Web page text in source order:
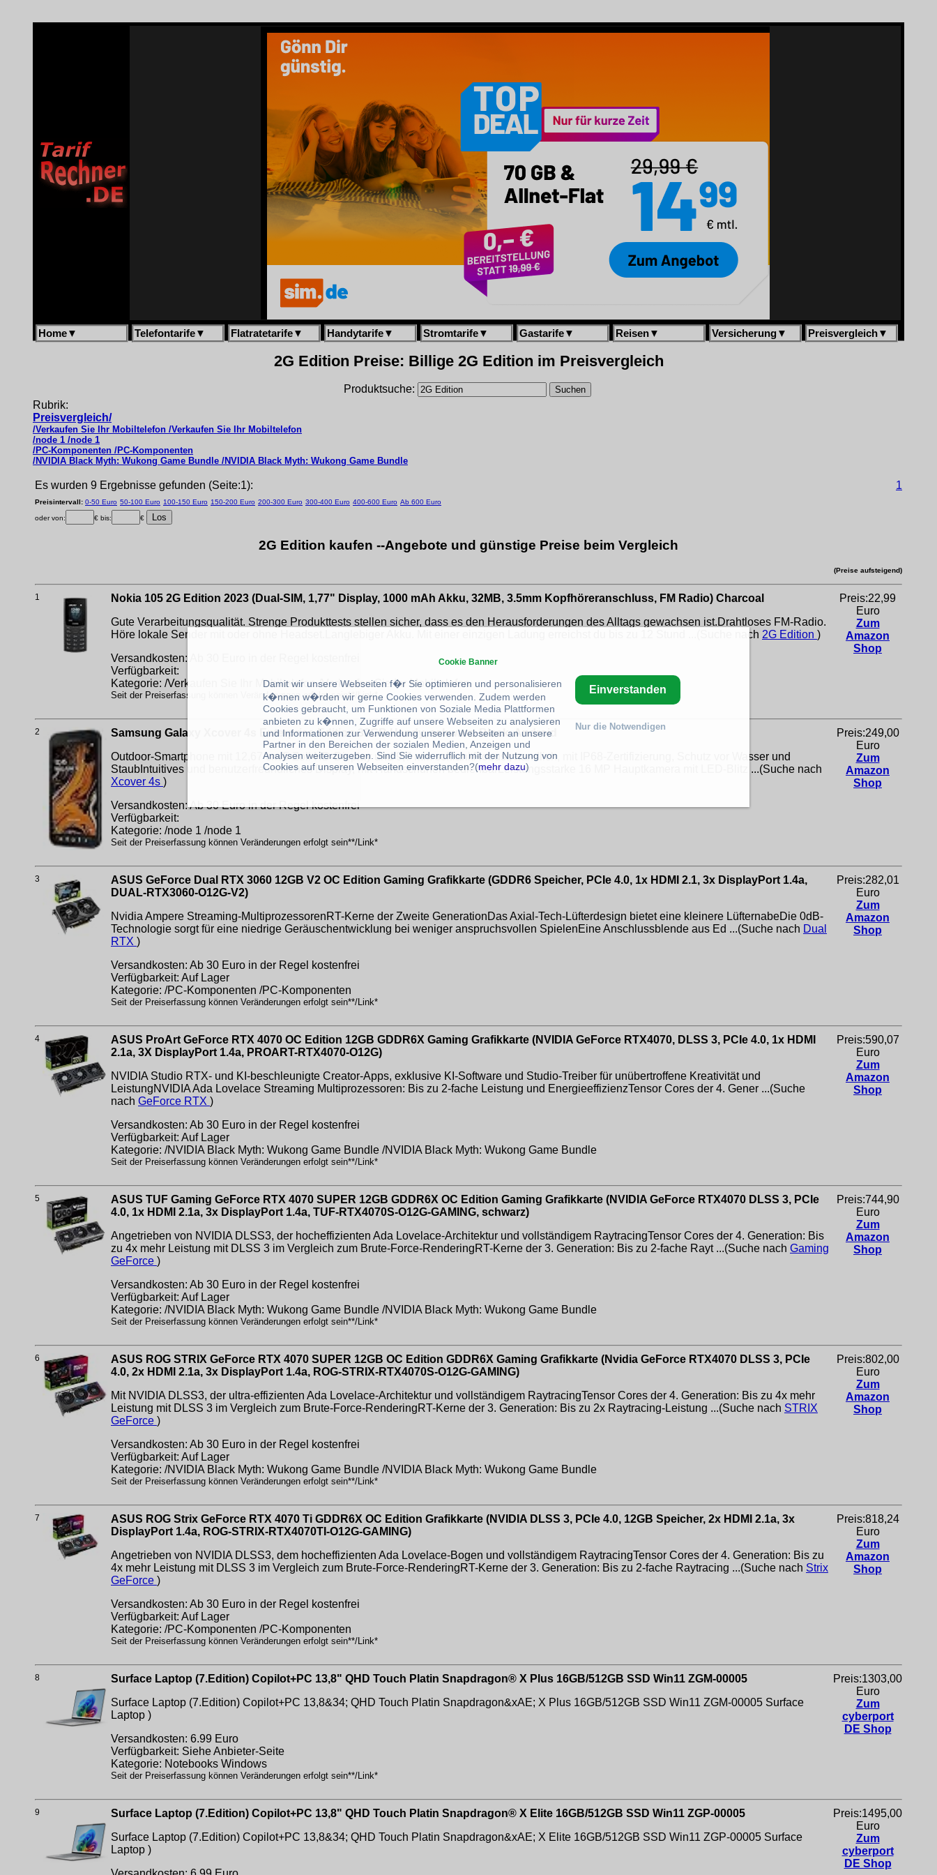
Home▼ Telefontarife▼ Flatratetarife▼ Handytarife▼ Stromtarife▼ Gastarife▼ Reisen▼ Versicherung▼ Preisvergleich▼
2G Edition Preise: Billige 2G Edition im Preisvergleich
Produktsuche:
Rubrik:
Preisvergleich/
/Verkaufen Sie Ihr Mobiltelefon /Verkaufen Sie Ihr Mobiltelefon
/node 1 /node 1
/PC-Komponenten /PC-Komponenten
/NVIDIA Black Myth: Wukong Game Bundle /NVIDIA Black Myth: Wukong Game Bundle
Es wurden 9 Ergebnisse gefunden (Seite:1): 1
Preisintervall: 0-50 Euro 50-100 Euro 100-150 Euro 150-200 Euro 200-300 Euro 300-400 Euro 400-600 Euro Ab 600 Euro
oder von: € bis: €
2G Edition kaufen --Angebote und günstige Preise beim Vergleich
(Preise aufsteigend)
1
Nokia 105 2G Edition 2023 (Dual-SIM, 1,77" Display, 1000 mAh Akku, 32MB, 3.5mm Kopfhöreranschluss, FM Radio) Charcoal
Gute Verarbeitungsqualität. Strenge Produkttests stellen sicher, dass es den Herausforderungen des Alltags gewachsen ist.Drahtloses FM-Radio.
Höre lokale Sender mit oder ohne Headset.Langlebiger Akku. Mit einer einzigen Ladung erreichst du bis zu 12 Stund ...(Suche nach 2G Edition )
Versandkosten: Ab 30 Euro in der Regel kostenfrei
Verfügbarkeit:
Kategorie: /Verkaufen Sie Ihr Mobiltelefon /Verkaufen Sie Ihr Mobiltelefon
Seit der Preiserfassung können Veränderungen erfolgt sein**/Link*
Preis:22,99
Euro
Zum
Amazon
Shop
2
Samsung Galaxy Xcover 4s Enterprise Edition 32GB Handy, schwarz, Black, Android
Outdoor-Smartphone mit 12,67 cm/5 Zoll HD-Display und 9,7 mm schlankRobust, handlich, mit IP68-Zertifizierung, Schutz vor Wasser und
StaubIntuitives und benutzerfreundliches Display, mit Handschuhen bedienbarLeistungsstarke 16 MP Hauptkamera mit LED-Blitz ...(Suche nach
Xcover 4s )
Versandkosten: Ab 30 Euro in der Regel kostenfrei
Verfügbarkeit:
Kategorie: /node 1 /node 1
Seit der Preiserfassung können Veränderungen erfolgt sein**/Link*
Preis:249,00
Euro
Zum
Amazon
Shop
3
ASUS GeForce Dual RTX 3060 12GB V2 OC Edition Gaming Grafikkarte (GDDR6 Speicher, PCIe 4.0, 1x HDMI 2.1, 3x DisplayPort 1.4a,
DUAL-RTX3060-O12G-V2)
Nvidia Ampere Streaming-MultiprozessorenRT-Kerne der Zweite GenerationDas Axial-Tech-Lüfterdesign bietet eine kleinere LüfternabeDie 0dB-
Technologie sorgt für eine niedrige Geräuschentwicklung bei weniger anspruchsvollen SpielenEine Anschlussblende aus Ed ...(Suche nach Dual
RTX )
Versandkosten: Ab 30 Euro in der Regel kostenfrei
Verfügbarkeit: Auf Lager
Kategorie: /PC-Komponenten /PC-Komponenten
Seit der Preiserfassung können Veränderungen erfolgt sein**/Link*
Preis:282,01
Euro
Zum
Amazon
Shop
4
ASUS ProArt GeForce RTX 4070 OC Edition 12GB GDDR6X Gaming Grafikkarte (NVIDIA GeForce RTX4070, DLSS 3, PCIe 4.0, 1x HDMI
2.1a, 3X DisplayPort 1.4a, PROART-RTX4070-O12G)
NVIDIA Studio RTX- und KI-beschleunigte Creator-Apps, exklusive KI-Software und Studio-Treiber für unübertroffene Kreativität und
LeistungNVIDIA Ada Lovelace Streaming Multiprozessoren: Bis zu 2-fache Leistung und EnergieeffizienzTensor Cores der 4. Gener ...(Suche
nach GeForce RTX )
Versandkosten: Ab 30 Euro in der Regel kostenfrei
Verfügbarkeit: Auf Lager
Kategorie: /NVIDIA Black Myth: Wukong Game Bundle /NVIDIA Black Myth: Wukong Game Bundle
Seit der Preiserfassung können Veränderungen erfolgt sein**/Link*
Preis:590,07
Euro
Zum
Amazon
Shop
5
ASUS TUF Gaming GeForce RTX 4070 SUPER 12GB GDDR6X OC Edition Gaming Grafikkarte (NVIDIA GeForce RTX4070 DLSS 3, PCIe
4.0, 1x HDMI 2.1a, 3x DisplayPort 1.4a, TUF-RTX4070S-O12G-GAMING, schwarz)
Angetrieben von NVIDIA DLSS3, der hocheffizienten Ada Lovelace-Architektur und vollständigem RaytracingTensor Cores der 4. Generation: Bis
zu 4x mehr Leistung mit DLSS 3 im Vergleich zum Brute-Force-RenderingRT-Kerne der 3. Generation: Bis zu 2-fache Rayt ...(Suche nach Gaming
GeForce )
Versandkosten: Ab 30 Euro in der Regel kostenfrei
Verfügbarkeit: Auf Lager
Kategorie: /NVIDIA Black Myth: Wukong Game Bundle /NVIDIA Black Myth: Wukong Game Bundle
Seit der Preiserfassung können Veränderungen erfolgt sein**/Link*
Preis:744,90
Euro
Zum
Amazon
Shop
6
ASUS ROG STRIX GeForce RTX 4070 SUPER 12GB OC Edition GDDR6X Gaming Grafikkarte (Nvidia GeForce RTX4070 DLSS 3, PCIe
4.0, 2x HDMI 2.1a, 3x DisplayPort 1.4a, ROG-STRIX-RTX4070S-O12G-GAMING)
Mit NVIDIA DLSS3, der ultra-effizienten Ada Lovelace-Architektur und vollständigem RaytracingTensor Cores der 4. Generation: Bis zu 4x mehr
Leistung mit DLSS 3 im Vergleich zum Brute-Force-RenderingRT-Kerne der 3. Generation: Bis zu 2x Raytracing-Leistung ...(Suche nach STRIX
GeForce )
Versandkosten: Ab 30 Euro in der Regel kostenfrei
Verfügbarkeit: Auf Lager
Kategorie: /NVIDIA Black Myth: Wukong Game Bundle /NVIDIA Black Myth: Wukong Game Bundle
Seit der Preiserfassung können Veränderungen erfolgt sein**/Link*
Preis:802,00
Euro
Zum
Amazon
Shop
7
ASUS ROG Strix GeForce RTX 4070 Ti GDDR6X OC Edition Grafikkarte (NVIDIA DLSS 3, PCIe 4.0, 12GB Speicher, 2x HDMI 2.1a, 3x
DisplayPort 1.4a, ROG-STRIX-RTX4070TI-O12G-GAMING)
Angetrieben von NVIDIA DLSS3, dem hocheffizienten Ada Lovelace-Bogen und vollständigem RaytracingTensor Cores der 4. Generation: Bis zu
4x mehr Leistung mit DLSS 3 im Vergleich zum Brute-Force-RenderingRT-Kerne der 3. Generation: Bis zu 2-fache Raytracing ...(Suche nach Strix
GeForce )
Versandkosten: Ab 30 Euro in der Regel kostenfrei
Verfügbarkeit: Auf Lager
Kategorie: /PC-Komponenten /PC-Komponenten
Seit der Preiserfassung können Veränderungen erfolgt sein**/Link*
Preis:818,24
Euro
Zum
Amazon
Shop
8
Surface Laptop (7.Edition) Copilot+PC 13,8" QHD Touch Platin Snapdragon® X Plus 16GB/512GB SSD Win11 ZGM-00005
Surface Laptop (7.Edition) Copilot+PC 13,8&34; QHD Touch Platin Snapdragon&xAE; X Plus 16GB/512GB SSD Win11 ZGM-00005 Surface
Laptop )
Versandkosten: 6.99 Euro
Verfügbarkeit: Siehe Anbieter-Seite
Kategorie: Notebooks Windows
Seit der Preiserfassung können Veränderungen erfolgt sein**/Link*
Preis:1303,00
Euro
Zum
cyberport
DE Shop
9
Surface Laptop (7.Edition) Copilot+PC 13,8" QHD Touch Platin Snapdragon® X Elite 16GB/512GB SSD Win11 ZGP-00005
Surface Laptop (7.Edition) Copilot+PC 13,8&34; QHD Touch Platin Snapdragon&xAE; X Elite 16GB/512GB SSD Win11 ZGP-00005 Surface
Laptop )
Preis:1495,00
Euro
Zum
cyberport
DE Shop
Cookie Banner
Damit wir unsere Webseiten f�r Sie optimieren und personalisieren
k�nnen w�rden wir gerne Cookies verwenden. Zudem werden
Cookies gebraucht, um Funktionen von Soziale Media Plattformen
anbieten zu k�nnen, Zugriffe auf unsere Webseiten zu analysieren
und Informationen zur Verwendung unserer Webseiten an unsere
Partner in den Bereichen der sozialen Medien, Anzeigen und
Analysen weiterzugeben. Sind Sie widerruflich mit der Nutzung von
Cookies auf unseren Webseiten einverstanden?(mehr dazu)
Einverstanden
Nur die Notwendigen